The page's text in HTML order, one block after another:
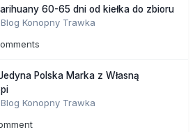
60-65 dni od kiełka do zbioru
Blog Konopny Trawka
Polska Marka z Własną
Blog Konopny Trawka